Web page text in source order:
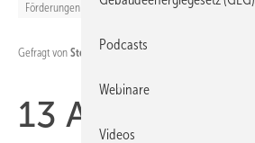
Förderungen
Gefragt von Stefan M.am 14.04.2026 09:53:52
13 Antworten
Podcasts
Webinare
Videos